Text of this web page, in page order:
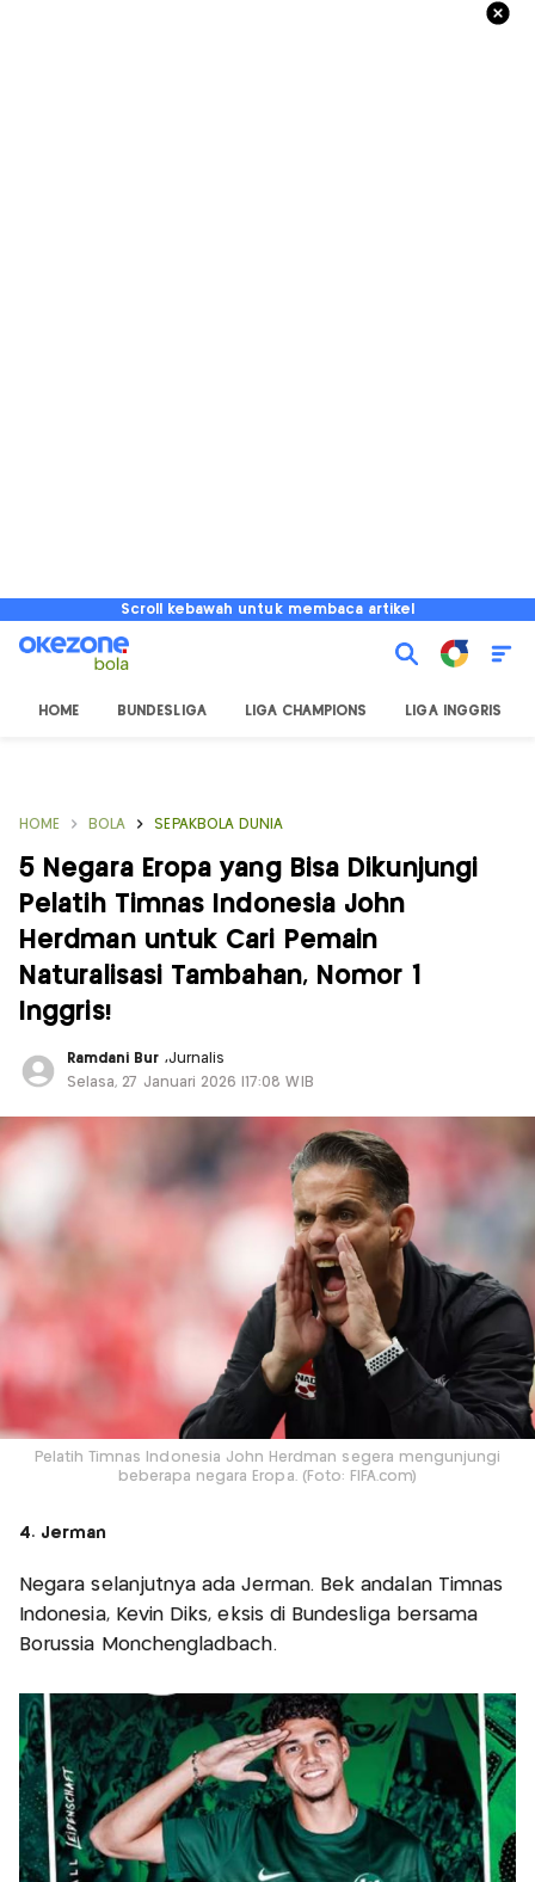
Scroll kebawah untuk membaca artikel
HOME BUNDESLIGA LIGA CHAMPIONS LIGA INGGRIS
HOME BOLA SEPAKBOLA DUNIA
5 Negara Eropa yang Bisa Dikunjungi
Pelatih Timnas Indonesia John
Herdman untuk Cari Pemain
Naturalisasi Tambahan, Nomor 1
Inggris!
Ramdani Bur ,Jurnalis
Selasa, 27 Januari 2026 |17:08 WIB
Pelatih Timnas Indonesia John Herdman segera mengunjungi
beberapa negara Eropa. (Foto: FIFA.com)
4. Jerman
Negara selanjutnya ada Jerman. Bek andalan Timnas
Indonesia, Kevin Diks, eksis di Bundesliga bersama
Borussia Monchengladbach.